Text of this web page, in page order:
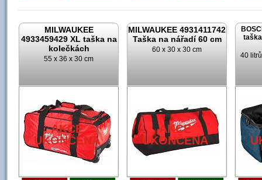
MILWAUKEE
4933459429 XL taška na
kolečkách
55 x 36 x 30 cm
AKCE
UKONČENA
MILWAUKEE 4931411742
Taška na nářadí 60 cm
60 x 30 x 30 cm
AKCE
UKONČENA
40